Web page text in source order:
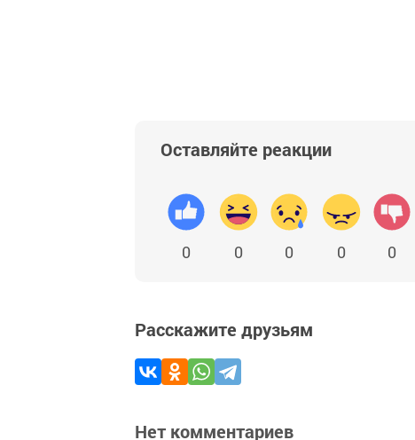
Оставляйте реакции
0 0 0 0 0
Расскажите друзьям
Нет комментариев